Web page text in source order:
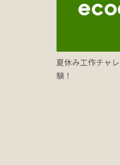
夏休み工作チャ
験！